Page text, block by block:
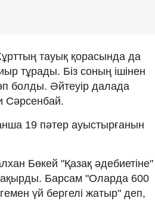
тауық қорасында да
тұрады. Біз соның ішінен
болды. Әйтеуір далада
Сәрсенбай.
19 пәтер ауыстырғанын
Бөкей "Қазақ әдебиетіне"
Барсам "Оларда 600
үй бергелі жатыр" деп,